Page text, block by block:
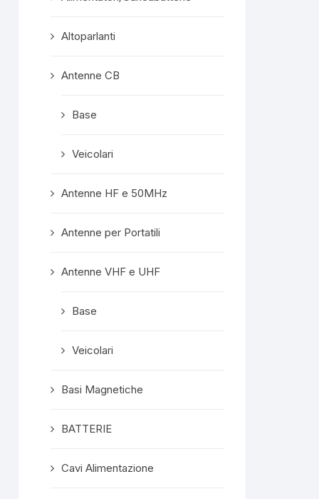
Altoparlanti
Antenne CB
Base
Veicolari
Antenne HF e 50MHz
Antenne per Portatili
Antenne VHF e UHF
Base
Veicolari
Basi Magnetiche
BATTERIE
Cavi Alimentazione